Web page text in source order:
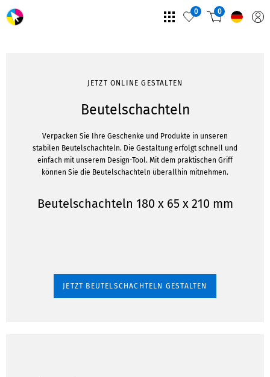
0 0
JETZT ONLINE GESTALTEN
Beutelschachteln
Verpacken Sie Ihre Geschenke und Produkte in unseren
stabilen Beutelschachteln. Die Gestaltung erfolgt schnell und
einfach mit unserem Design-Tool. Mit dem praktischen Griff
können Sie die Beutelschachteln überallhin mitnehmen.
Beutelschachteln 180 x 65 x 210 mm
JETZT BEUTELSCHACHTELN GESTALTEN